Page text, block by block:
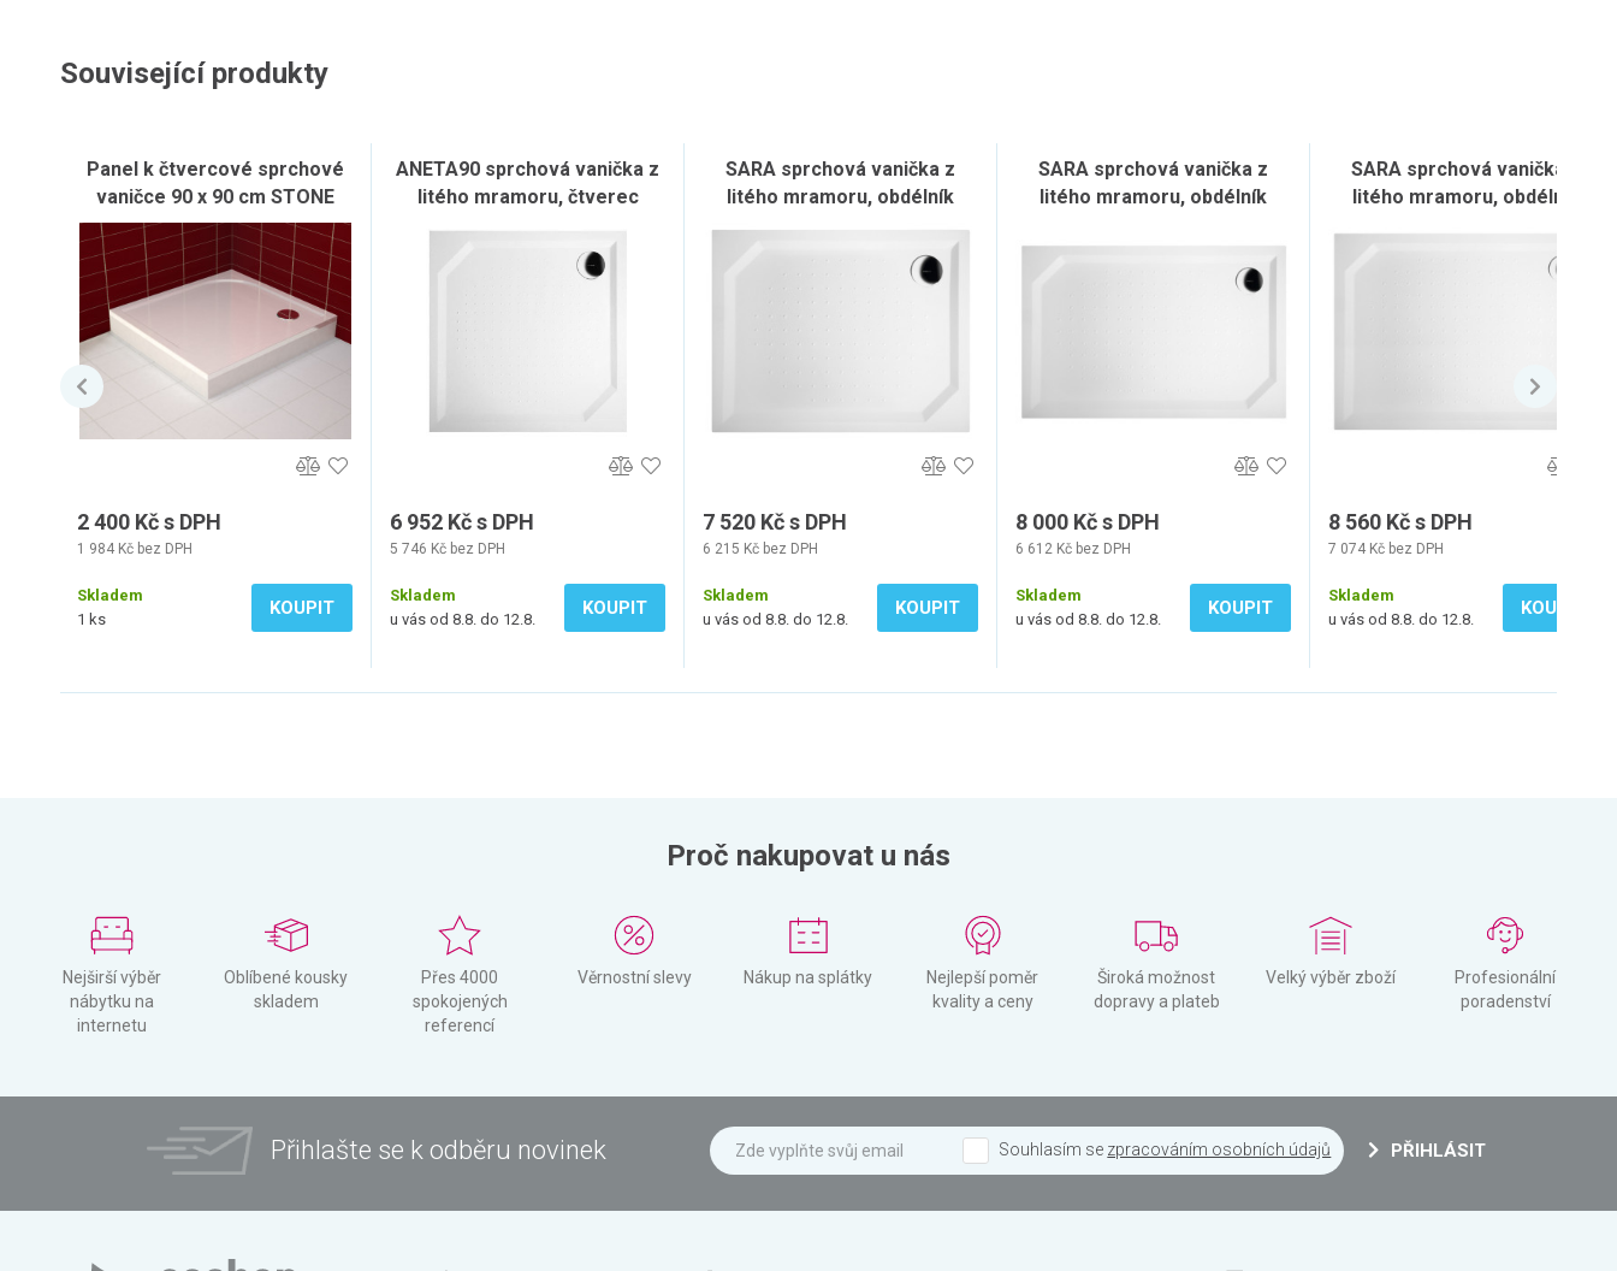
Související produkty
Panel k čtvercové sprchové
vaničce 90 x 90 cm STONE
2 400 Kč s DPH
1 984 Kč bez DPH
Skladem
1 ks
KOUPIT
ANETA90 sprchová vanička z
litého mramoru, čtverec
6 952 Kč s DPH
5 746 Kč bez DPH
Skladem
u vás od 8.8. do 12.8.
KOUPIT
SARA sprchová vanička z
litého mramoru, obdélník
100x80cm, bílá
7 520 Kč s DPH
6 215 Kč bez DPH
Skladem
u vás od 8.8. do 12.8.
KOUPIT
SARA sprchová vanička z
litého mramoru, obdélník
8 000 Kč s DPH
6 612 Kč bez DPH
Skladem
u vás od 8.8. do 12.8.
KOUPIT
SARA sprchová vanička z
litého mramoru, obdélník
8 560 Kč s DPH
7 074 Kč bez DPH
Skladem
u vás od 8.8. do 12.8.
KOUPIT
Proč nakupovat u nás
Nejširší výběr
nábytku na
internetu
Oblíbené kousky
skladem
Přes 4000
spokojených
referencí
Věrnostní slevy Nákup na splátky
Nejlepší poměr
kvality a ceny
Široká možnost
dopravy a plateb
Velký výběr zboží
Profesionální
poradenství
Přihlašte se k odběru novinek Souhlasím se zpracováním osobních údajů PŘIHLÁSIT